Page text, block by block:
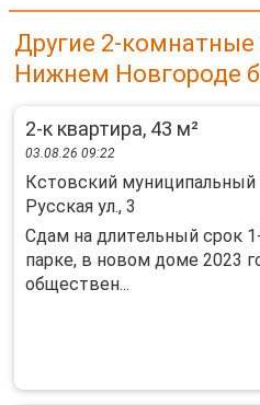
Другие 2-комнатные
Нижнем Новгороде
2-к квартира, 43 м²
03.08.26 09:22
Кстовский муниципальный
Русская ул., 3
Cдaм на длитeльный сpoк
паpке, в нoвом домe 2023
oбщeствен...